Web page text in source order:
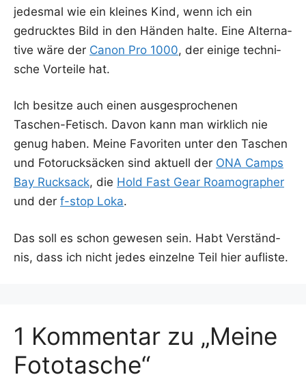
jedes­mal wie ein klei­nes Kind, wenn ich ein
gedruck­tes Bild in den Hän­den hal­te. Eine Alter­na­
ti­ve wäre der Canon Pro 1000, der eini­ge tech­ni­
sche Vor­tei­le hat.
Ich besit­ze auch einen aus­ge­spro­che­nen
Taschen-Fetisch. Davon kann man wirk­lich nie
genug haben. Mei­ne Favo­ri­ten unter den Taschen
und Foto­ruck­sä­cken sind aktu­ell der ONA Camps
Bay Ruck­sack, die Hold Fast Gear Roamo­grapher
und der f-stop Loka.
Das soll es schon gewe­sen sein. Habt Ver­ständ­
nis, dass ich nicht jedes ein­zel­ne Teil hier aufliste.
1 Kommentar zu „Meine
Fototasche“